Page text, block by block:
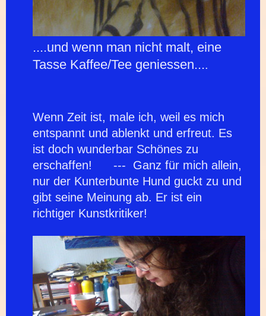
....und wenn man nicht malt, eine
Tasse Kaffee/Tee geniessen....
Wenn Zeit ist, male ich, weil es mich
entspannt und ablenkt und erfreut. Es
ist doch wunderbar Schönes zu
erschaffen! --- Ganz für mich allein,
nur der Kunterbunte Hund guckt zu und
gibt seine Meinung ab. Er ist ein
richtiger Kunstkritiker!